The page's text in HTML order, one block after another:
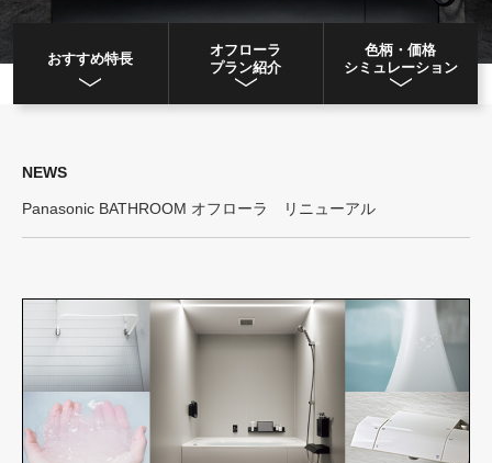
おすすめ特長
オフローラ
プラン紹介
色柄・価格
シミュレーション
NEWS
Panasonic BATHROOM オフローラ リニューアル